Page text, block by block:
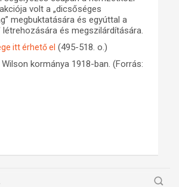
volt a „dicsőséges
megbuktatására és egyúttal a
létrehozására és megszilárdítására.
itt érhető el (495-518. o.)
kormánya 1918-ban. (Forrás: